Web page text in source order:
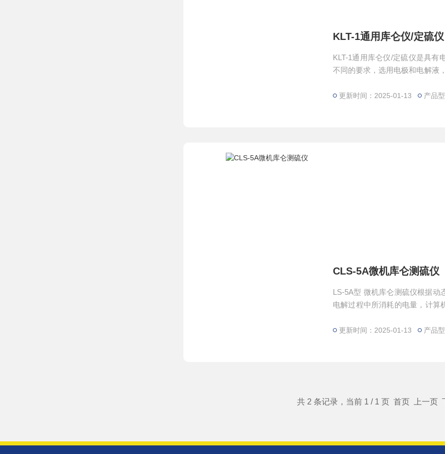
KLT-1通用库仑仪/定硫仪
KLT-1通用库仑仪/定硫仪是具有
不同的要求，选用电极和电解液
更新时间：2025-01-13 产品
CLS-5A微机库仑测硫仪
LS-5A型 微机库仑测硫仪根据动
电解过程中所消耗的电量，计算
业﹑科学研究、学院教学、环保
更新时间：2025-01-13 产品
共 2 条记录，当前 1 / 1 页 首页 上一页